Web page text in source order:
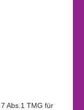
Abs.1 TMG für